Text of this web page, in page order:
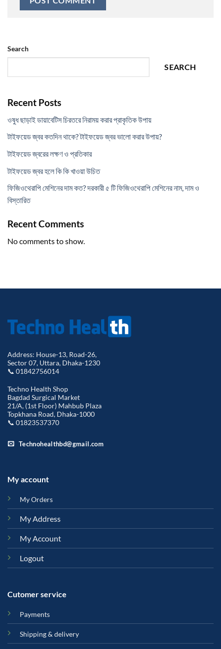
Search
SEARCH
Recent Posts
ওষুধ ছাড়াই ডায়াবেটিস চিরতরে নিরাময় করার প্রাকৃতিক উপায়
টাইফয়েড জ্বর কতদিন থাকে? টাইফয়েড জ্বর ভালো করার উপায়?
টাইফয়েড জ্বরের লক্ষণ ও প্রতিকার
টাইফয়েড জ্বর হলে কি কি খাওয়া উচিত
ফিজিওথেরাপি মেশিনের দাম কত? দরকারী ৫ টি ফিজিওথেরাপি মেশিনের নাম, দাম ও
বিস্তারিত
Recent Comments
No comments to show.
Address: House-13, Road-26,
Sector 07, Uttara, Dhaka-1230
📞 01842756014
Techno Health Shop
Bagdad Surgical Market
21/A, (1st Floor) Mahbub Plaza
Topkhana Road, Dhaka-1000
📞 01823537370
Technohealthbd@gmail.com
My account
My Orders
My Address
My Account
Logout
Cutomer service
Payments
Shipping & delivery